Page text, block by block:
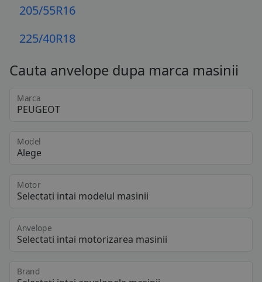
205/55R16
225/40R18
Cauta anvelope dupa marca masinii
Marca
Model
Motor
Anvelope
Brand